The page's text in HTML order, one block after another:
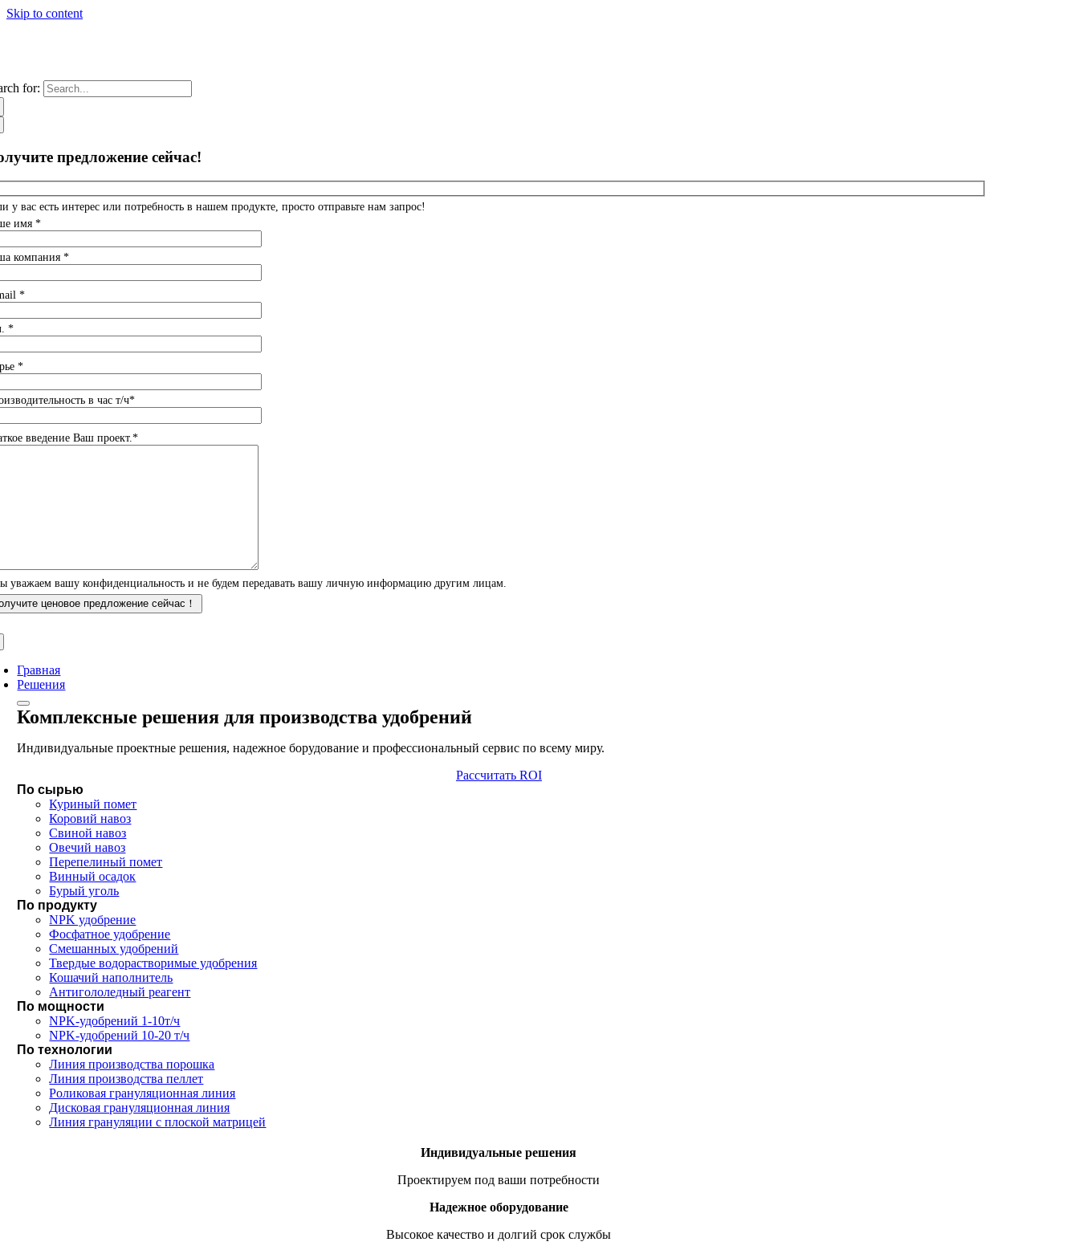
Skip to content
for:
предложение сейчас!
у вас есть интерес или потребность в нашем продукте, просто отправьте нам запрос!
имя *
компания *
*
*
*
в час т/ч*
введение Ваш проект.*
уважаем вашу конфиденциальность и не будем передавать вашу личную информацию другим лицам.
Гравная
Решения
Комплексные решения для производства удобрений
Индивидуальные проектные решения, надежное борудование и профессиональный сервис по всему миру.
Рассчитать ROI
По сырью
Куриный помет
Коровий навоз
Свиной навоз
Овечий навоз
Перепелиный помет
Винный осадок
Бурый уголь
По продукту
NPK удобрение
Фосфатное удобрение
Смешанных удобрений
Твердые водорастворимые удобрения
Кошачий наполнитель
Антигололедный реагент
По мощности
NPK-удобрений 1-10т/ч
NPK-удобрений 10-20 т/ч
По технологии
Линия производства порошка
Линия производства пеллет
Роликовая грануляционная линия
Дисковая грануляционная линия
Линия грануляции с плоской матрицей
Индивидуальные решения
Проектируем под ваши потребности
Надежное оборудование
Высокое качество и долгий срок службы